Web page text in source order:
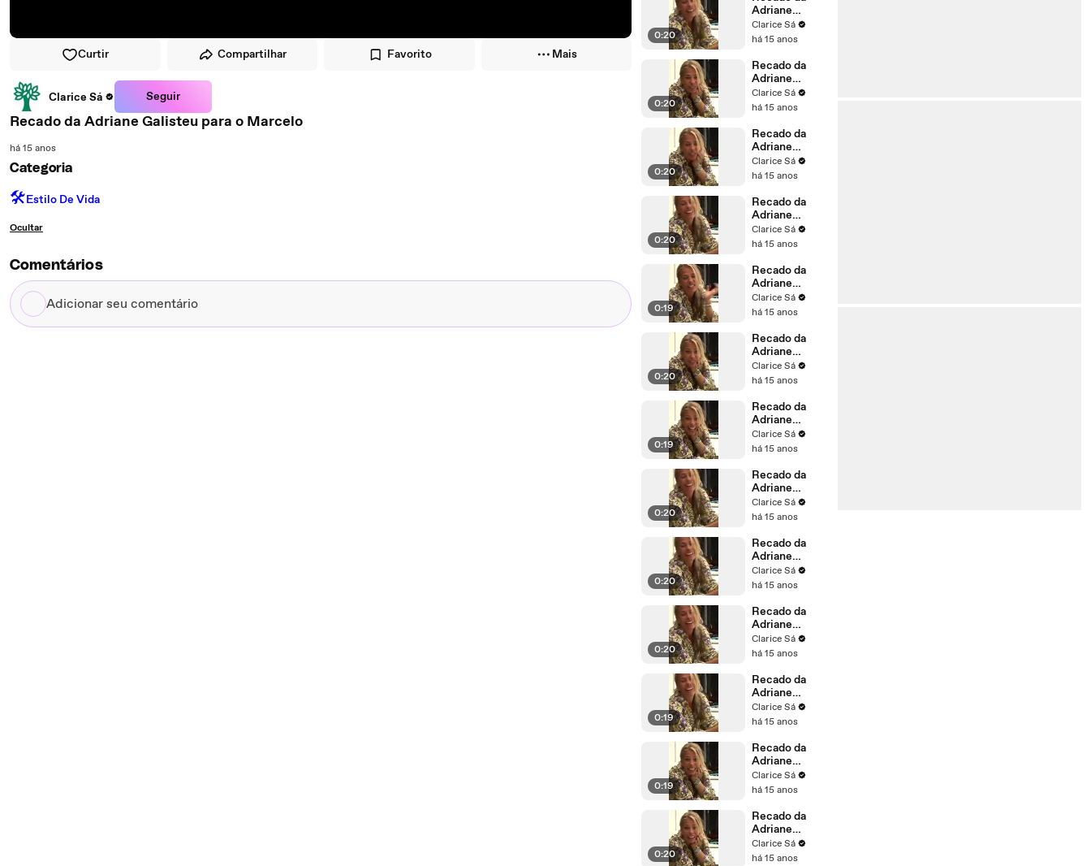
Curtir Compartilhar Favorito Mais
Clarice Sá Seguir
Recado da Adriane Galisteu para o Marcelo
há 15 anos
Categoria
🛠️Estilo De Vida
Ocultar
Comentários
Adicionar
seu
0:20
Adriane
Galisteu para
a Solange
Clarice Sá
há 15 anos
0:20
Recado da
Adriane
Galisteu para
a Sônia
Clarice Sá
há 15 anos
0:20
Recado da
Adriane
Galisteu para
o Aran
Clarice Sá
há 15 anos
0:20
Recado da
Adriane
Galisteu para
o Antonio
Clarice Sá
há 15 anos
0:19
Recado da
Adriane
Galisteu para
a Maria
Clarice Sá
há 15 anos
0:20
Recado da
Adriane
Galisteu para
o Marco
Clarice Sá
há 15 anos
0:19
Recado da
Adriane
Galisteu para
o Thiago
Clarice Sá
há 15 anos
0:20
Recado da
Adriane
Galisteu para
o Vanderley
Clarice Sá
há 15 anos
0:20
Recado da
Adriane
Galisteu para
o Marcio
Clarice Sá
há 15 anos
0:20
Recado da
Adriane
Galisteu para
o Luiz
Clarice Sá
há 15 anos
0:19
Recado da
Adriane
Galisteu para
o Alessandro
Clarice Sá
há 15 anos
0:19
Recado da
Adriane
Galisteu para
o André
Clarice Sá
há 15 anos
0:20
Recado da
Adriane
Galisteu para
a Andreia
Clarice Sá
há 15 anos